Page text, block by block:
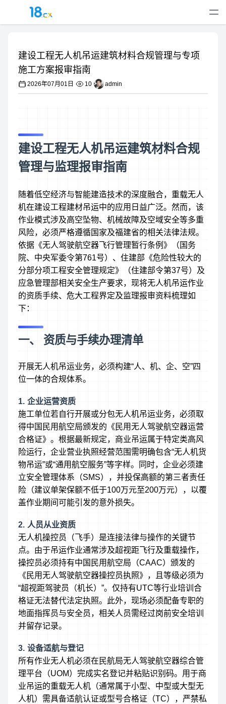
建设工程无人机吊运建筑材料合规管理与专项
施工方案报审指南
2026年07月01日 10 admin
建设工程无人机吊运建筑材料合规
管理与监理报审指南
随着低空经济与智能建造技术的深度融合，重载无人
机在建设工程建材吊运中的应用日益广泛。然而，该
作业模式涉及高空坠物、机械故障及空域安全等多重
风险，必须严格遵循国家及福建省的相关法律法规。
依据《无人驾驶航空器飞行管理暂行条例》（国务
院、中央军委令第761号）、住建部《危险性较大的
分部分项工程安全管理规定》（住建部令第37号）及
应急管理部相关安全生产要求，现将无人机吊运作业
的资质手续、危大工程界定及监理报审资料梳理如
下：
一、 资质与手续办理清单
开展无人机吊运业务，必须构建“人、机、企、空”四
位一体的合规体系。
1. 企业运营资质
施工单位若自行开展或分包无人机吊运业务，必须取
得中国民用航空局颁发的《民用无人驾驶航空器运营
合格证》。根据最新规定，商业吊运属于特定类高风
险运行，企业营业执照经营范围需明确包含“无人机货
物吊运”或“通用航空服务”等字样。同时，企业必须建
立安全管理体系（SMS），并投保高额的第三者责任
险（建议单架保额不低于100万元至200万元），以覆
盖作业期间可能引发的意外损失。
2. 人员从业资质
无人机操控员（飞手）是连接法律与操作的关键节
点。由于吊运作业通常涉及超视距飞行及重载操作，
操控员必须持有中国民用航空局（CAAC）颁发的
《民用无人驾驶航空器操控员执照》，且等级必须为
“超视距驾驶员（机长）”。仅持有UTC等行业培训合
格证无法替代法定执照。此外，现场必须配备专职的
地面指挥员与安全员，相关人员需经过岗前安全培训
并留存记录。
3. 设备适航与登记
所有作业无人机必须在民航局无人驾驶航空器综合管
理平台（UOM）完成实名登记并粘贴识别码。用于商
业吊运的重载无人机（通常属于小型、中型或大型无
人机）需具备适航认证或型号合格证（TC），严禁私